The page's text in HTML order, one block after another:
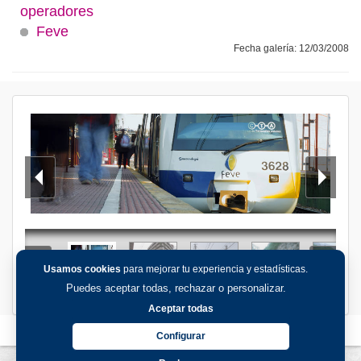
Usamos cookies para mejorar tu experiencia y estadísticas.
Puedes aceptar todas, rechazar o personalizar.
Aceptar todas
Configurar
operadores
Feve
Fecha galería: 12/03/2008